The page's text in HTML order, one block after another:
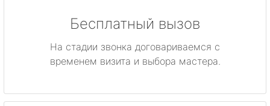
Бесплатный вызов
На стадии звонка договариваемся с
временем визита и выбора мастера.